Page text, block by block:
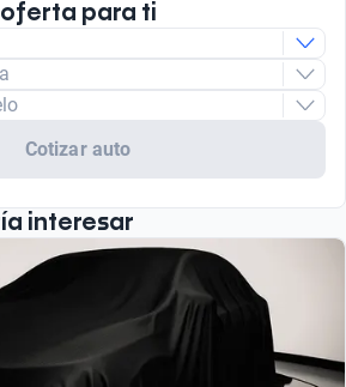
oferta para ti
Cotizar auto
interesar